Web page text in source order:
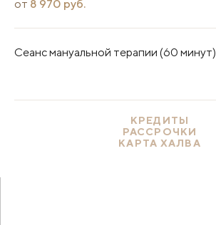
от 8 970 руб.
Сеанс мануальной терапии (60 минут)
КРЕДИТЫ
РАССРОЧКИ
КАРТА ХАЛВА